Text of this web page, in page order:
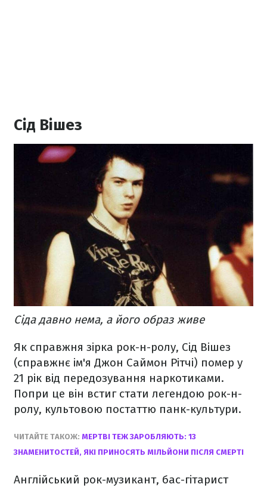
Сід Вішез
Сіда давно нема, а його образ живе
Як справжня зірка рок-н-ролу, Сід Вішез
(справжнє ім'я Джон Саймон Рітчі) помер у
21 рік від передозування наркотиками.
Попри це він встиг стати легендою рок-н-
ролу, культовою постаттю панк-культури.
ЧИТАЙТЕ ТАКОЖ: МЕРТВІ ТЕЖ ЗАРОБЛЯЮТЬ: 13
ЗНАМЕНИТОСТЕЙ, ЯКІ ПРИНОСЯТЬ МІЛЬЙОНИ ПІСЛЯ СМЕРТІ
Англійський рок-музикант, бас-гітарист